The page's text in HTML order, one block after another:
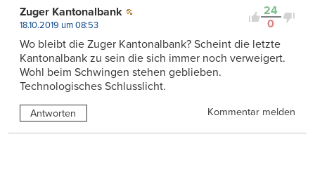
24
0
Zuger Kantonalbank
18.10.2019 um 08:53
Wo bleibt die Zuger Kantonalbank? Scheint die letzte
Kantonalbank zu sein die sich immer noch verweigert.
Wohl beim Schwingen stehen geblieben.
Technologisches Schlusslicht.
Antworten Kommentar melden